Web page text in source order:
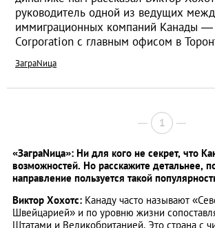
руководитель одной из ведущих
иммиграционных компаний Канады —
Corporation с главным офисом в
ЗаграNица
1
«ЗаграNица»: Ни для кого не секрет, что
возможностей. Но расскажите детальнее,
направление пользуется такой
Виктор Хохотс: Канаду часто называют
Швейцарией» и по уровню жизни
Штатами и Великобританией. Это страна с